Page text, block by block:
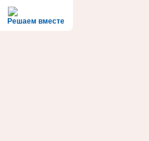
Решаем вместе